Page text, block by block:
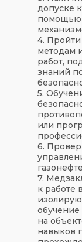
допуске
помощью
4.
методам
работ,
знаний
5.
или
6.
7.
к работе
обучение
на
навыков